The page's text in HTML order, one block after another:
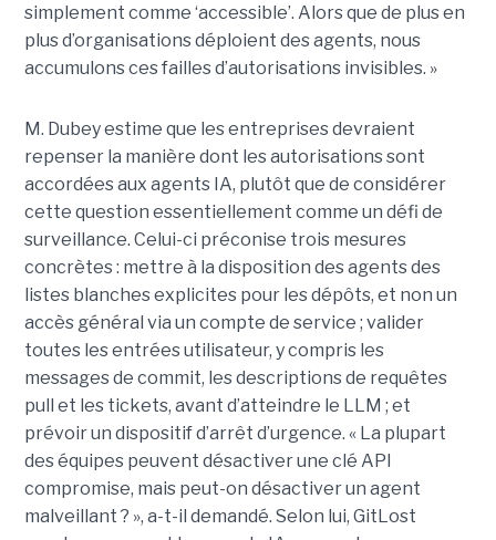
simplement comme ‘accessible’. Alors que de plus en
plus d’organisations déploient des agents, nous
accumulons ces failles d’autorisations invisibles. »
M. Dubey estime que les entreprises devraient
repenser la manière dont les autorisations sont
accordées aux agents IA, plutôt que de considérer
cette question essentiellement comme un défi de
surveillance. Celui-ci préconise trois mesures
concrètes : mettre à la disposition des agents des
listes blanches explicites pour les dépôts, et non un
accès général via un compte de service ; valider
toutes les entrées utilisateur, y compris les
messages de commit, les descriptions de requêtes
pull et les tickets, avant d’atteindre le LLM ; et
prévoir un dispositif d’arrêt d’urgence. « La plupart
des équipes peuvent désactiver une clé API
compromise, mais peut-on désactiver un agent
malveillant ? », a-t-il demandé. Selon lui, GitLost